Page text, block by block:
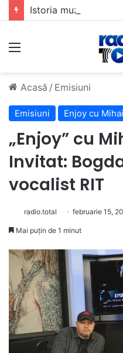
Meniu
Acasă / Emisiuni
Emisiuni Enjoy cu
„Enjoy” cu
Invitat:
vocalist RIT
radio.total februarie 15,
Mai puțin de 1 minut